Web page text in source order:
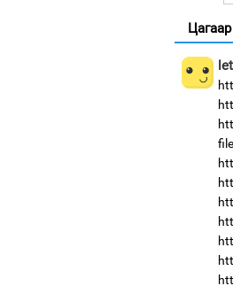
Цагаар